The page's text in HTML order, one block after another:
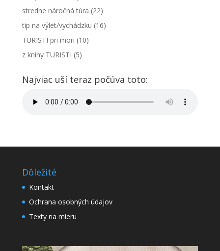
stredne náročná túra (22)
tip na výlet/vychádzku (16)
TURISTI pri mori (10)
z knihy TURISTI (5)
Najviac uší teraz počúva toto:
Dôležité
Kontakt
Ochrana osobných údajov
Texty na mieru